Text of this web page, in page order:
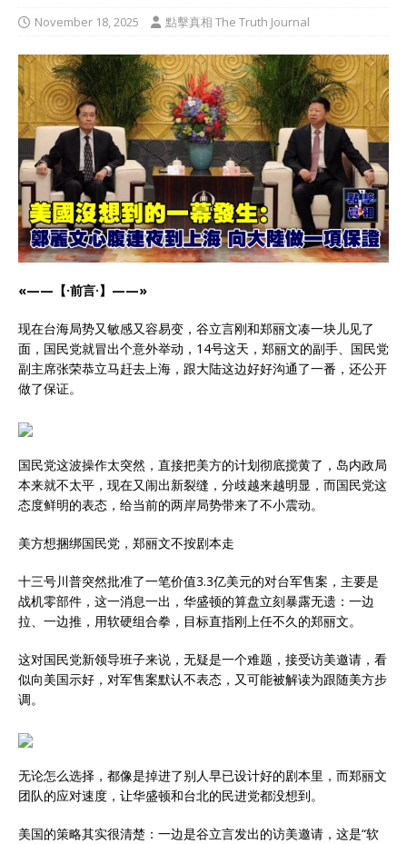
November 18, 2025 點擊真相 The Truth Journal
«——【·前言·】——»
现在台海局势又敏感又容易变，谷立言刚和郑丽文凑一块儿见了
面，国民党就冒出个意外举动，14号这天，郑丽文的副手、国民党
副主席张荣恭立马赶去上海，跟大陆这边好好沟通了一番，还公开
做了保证。
国民党这波操作太突然，直接把美方的计划彻底搅黄了，岛内政局
本来就不太平，现在又闹出新裂缝，分歧越来越明显，而国民党这
态度鲜明的表态，给当前的两岸局势带来了不小震动。
美方想捆绑国民党，郑丽文不按剧本走
十三号川普突然批准了一笔价值3.3亿美元的对台军售案，主要是
战机零部件，这一消息一出，华盛顿的算盘立刻暴露无遗：一边
拉、一边推，用软硬组合拳，目标直指刚上任不久的郑丽文。
这对国民党新领导班子来说，无疑是一个难题，接受访美邀请，看
似向美国示好，对军售案默认不表态，又可能被解读为跟随美方步
调。
无论怎么选择，都像是掉进了别人早已设计好的剧本里，而郑丽文
团队的应对速度，让华盛顿和台北的民进党都没想到。
美国的策略其实很清楚：一边是谷立言发出的访美邀请，这是“软